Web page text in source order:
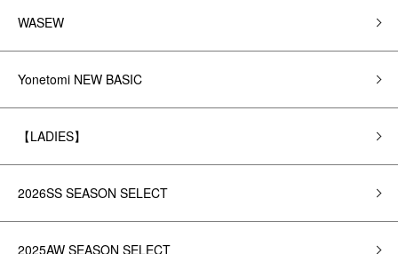
WASEW
Yonetomi NEW BASIC
【LADIES】
2026SS SEASON SELECT
2025AW SEASON SELECT